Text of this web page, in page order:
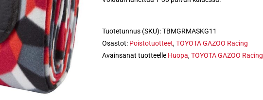
Tuotetunnus (SKU):TBMGRMASKG11
Osastot: Poistotuotteet,TOYOTA GAZOO Racing
Avainsanat tuotteelle Huopa,TOYOTA GAZOO Racing